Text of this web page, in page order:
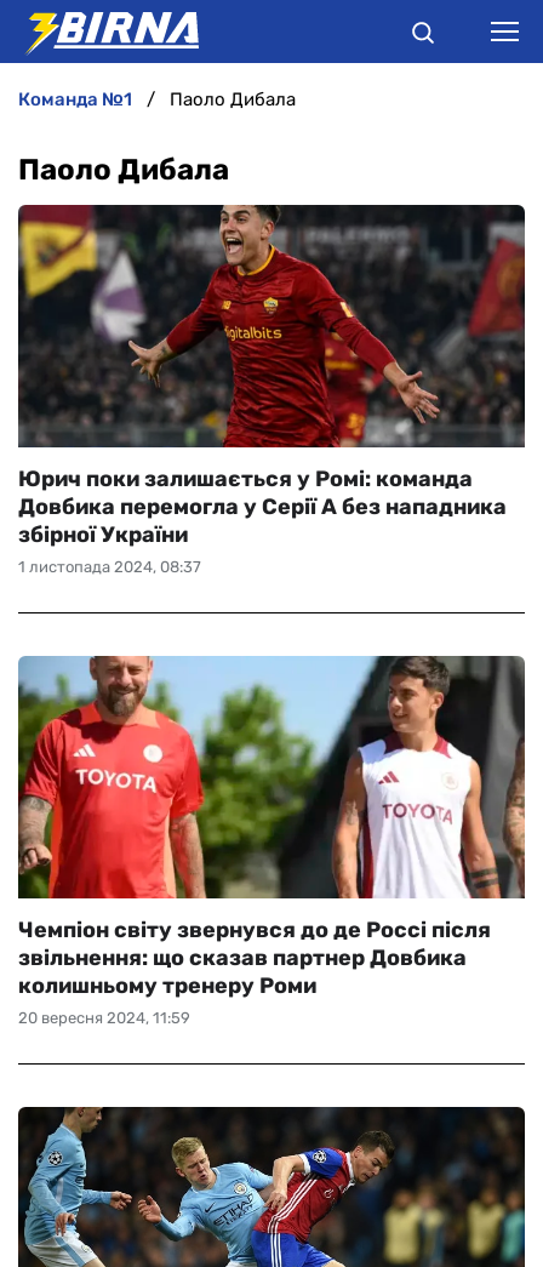
ІНТЕРВ'Ю
БУКМЕКЕРИ
команда №1 Паоло Дибала
Паоло Дибала
1 листопада 2024, 08:37
Юрич поки залишається у Ромі: команда
Довбика перемогла у Серії А без нападника
збірної України
20 вересня 2024, 11:59
Чемпіон світу звернувся до де Россі після
звільнення: що сказав партнер Довбика
колишньому тренеру Роми